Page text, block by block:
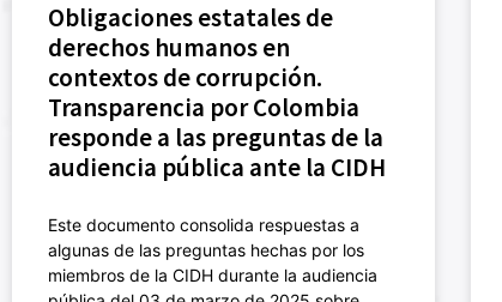
Obligaciones estatales de
derechos humanos en
contextos de corrupción.
Transparencia por Colombia
responde a las preguntas de la
audiencia pública ante la CIDH
Este documento consolida respuestas a
algunas de las preguntas hechas por los
miembros de la CIDH durante la audiencia